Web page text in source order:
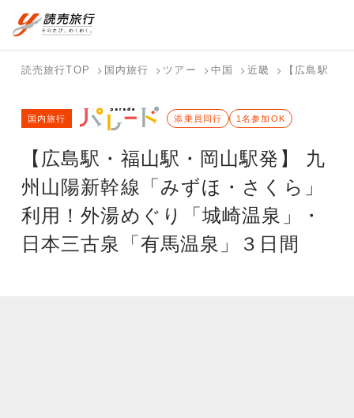
国内旅行トップ
バスツアー
を探す
個人旅行
（ブーケ）を探す
ら探す
テーマから写真から探
海外旅行トップ
海外特集か
ら探す
テーマから
探す
す
読売旅行TOP 国内旅行 ツアー 中国 近畿 【広島駅・
【広島駅・福山駅・岡山駅発】 九
州山陽新幹線「みずほ・さくら」
利用！外湯めぐり「城崎温泉」・
日本三古泉「有馬温泉」３日間
国内旅行 添乗員同行 1名参加OK